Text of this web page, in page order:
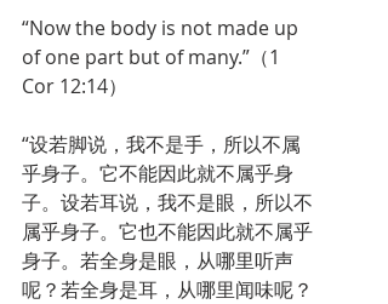
“Now the body is not made up
of one part but of many.”（1
Cor 12:14）
“设若脚说，我不是手，所以不属
乎身子。它不能因此就不属乎身
子。设若耳说，我不是眼，所以不
属乎身子。它也不能因此就不属乎
身子。若全身是眼，从哪里听声
呢？若全身是耳，从哪里闻味呢？